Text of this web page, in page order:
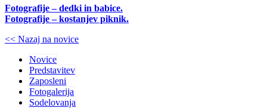
Fotografije – dedki in babice.
Fotografije – kostanjev piknik.
<< Nazaj na novice
Novice
Predstavitev
Zaposleni
Fotogalerija
Sodelovanja